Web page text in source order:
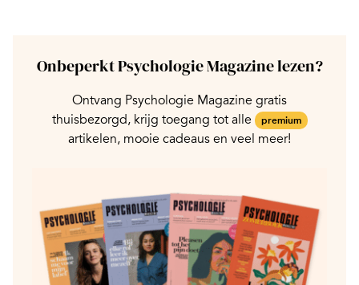
Onbeperkt Psychologie Magazine lezen?
Ontvang Psychologie Magazine gratis
thuisbezorgd, krijg toegang tot alle
premium
artikelen, mooie cadeaus en veel meer!